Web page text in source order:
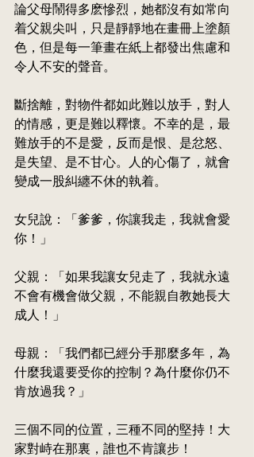
論父母鬧得多麽慘烈，她都沒有如常向
着父親尖叫，只是靜靜地在畫冊上塗顏
色，但是每一筆畫在紙上都發出焦慮和
令人不安的聲音。
斷捨離，對物件都如此難以放手，對人
的情感，更是難以釋懷。不幸的是，最
難放手的不是愛，反而是恨、是忿怒、
是失望、是不甘心。人的心傷了，就會
變成一股糾纏不休的執着。
女兒說：「爹爹，你讓我走，我就會愛
你！」
父親：「如果我讓女兒走了，我就永遠
不會有機會做父親，不能親自教她長大
成人！」
母親：「我們都已經分手那麼多年，為
什麼我還要受你的控制？為什麼你仍不
肯放過我？」
三個不同的位置，三種不同的堅持！大
家對峙在那裏，誰也不肯讓步！